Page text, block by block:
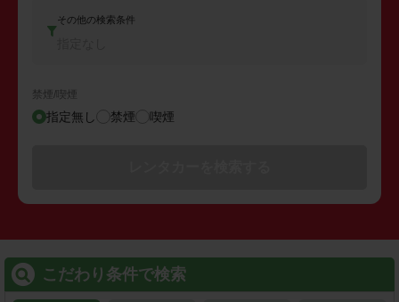
その他の検索条件
禁煙/喫煙
指定無し 禁煙 喫煙
こだわり条件で検索